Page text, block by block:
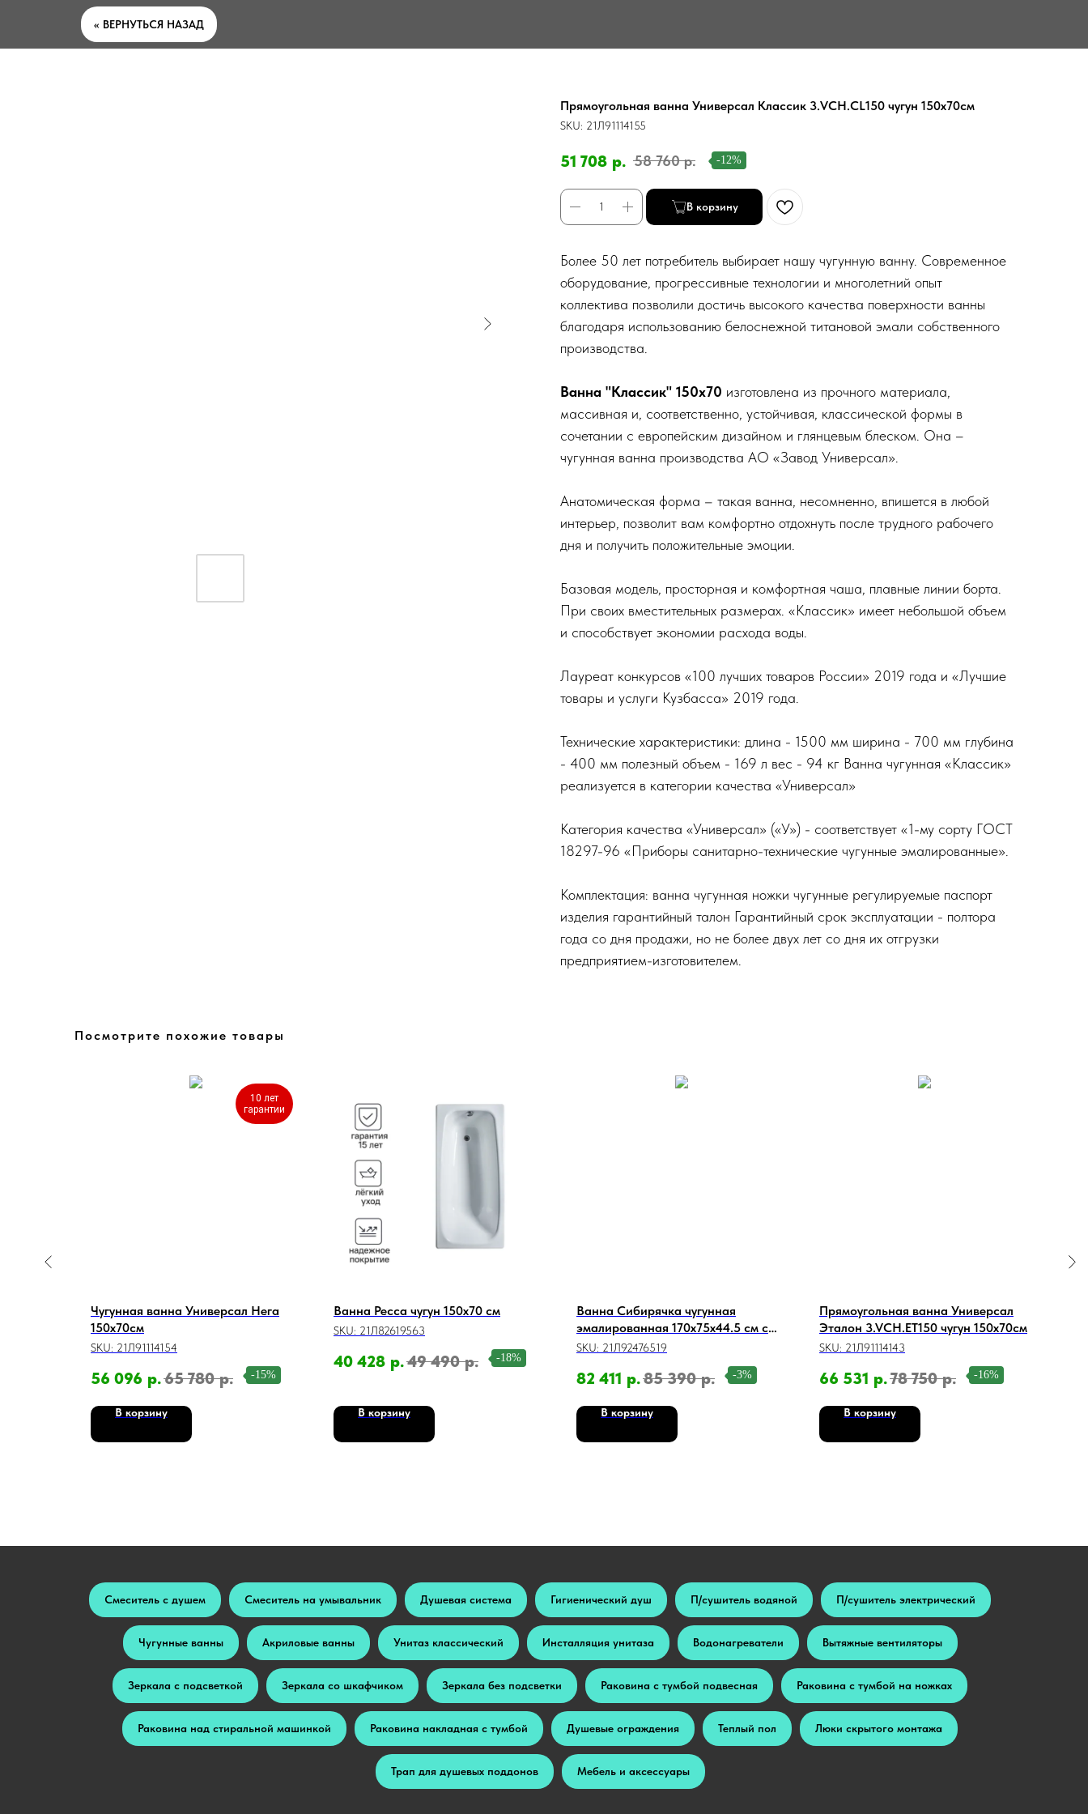
<< ВЕРНУТЬСЯ НАЗАД
Прямоугольная ванна Универсал Классик 3.VCH.CL150 чугун 150x70см
SKU: 21Л91114155
51 708 р. 58 760 р. -12%
В корзину
Более 50 лет потребитель выбирает нашу чугунную ванну. Современное
оборудование, прогрессивные технологии и многолетний опыт
коллектива позволили достичь высокого качества поверхности ванны
благодаря использованию белоснежной титановой эмали собственного
производства.
Ванна "Классик" 150х70 изготовлена из прочного материала,
массивная и, соответственно, устойчивая, классической формы в
сочетании с европейским дизайном и глянцевым блеском. Она –
чугунная ванна производства АО «Завод Универсал».
Анатомическая форма – такая ванна, несомненно, впишется в любой
интерьер, позволит вам комфортно отдохнуть после трудного рабочего
дня и получить положительные эмоции.
Базовая модель, просторная и комфортная чаша, плавные линии борта.
При своих вместительных размерах. «Классик» имеет небольшой объем
и способствует экономии расхода воды.
Лауреат конкурсов «100 лучших товаров России» 2019 года и «Лучшие
товары и услуги Кузбасса» 2019 года.
Технические характеристики: длина - 1500 мм ширина - 700 мм глубина
- 400 мм полезный объем - 169 л вес - 94 кг Ванна чугунная «Классик»
реализуется в категории качества «Универсал»
Категория качества «Универсал» («У») - соответствует «1-му сорту ГОСТ
18297-96 «Приборы санитарно-технические чугунные эмалированные».
Комплектация: ванна чугунная ножки чугунные регулируемые паспорт
изделия гарантийный талон Гарантийный срок эксплуатации - полтора
года со дня продажи, но не более двух лет со дня их отгрузки
предприятием-изготовителем.
Посмотрите похожие товары
10 лет
гарантии
Чугунная ванна Универсал Нега
150x70см
SKU: 21Л91114154
56 096 р.65 780 р. -15%
В корзину
Ванна Ресса чугун 150x70 см
SKU: 21Л82619563
40 428 р.49 490 р. -18%
В корзину
Ванна Сибирячка чугунная
эмалированная 170x75x44.5 см с
ручками цвет белый
SKU: 21Л92476519
82 411 р.85 390 р. -3%
В корзину
Прямоугольная ванна Универсал
Эталон 3.VCH.ET150 чугун 150x70см
SKU: 21Л91114143
66 531 р.78 750 р. -16%
В корзину
Смеситель с душем Смеситель на умывальник Душевая система Гигиенический душ П/сушитель водяной П/сушитель электрический
Чугунные ванны Акриловые ванны Унитаз классический Инсталляция унитаза Водонагреватели Вытяжные вентиляторы
Зеркала с подсветкой Зеркала со шкафчиком Зеркала без подсветки Раковина с тумбой подвесная Раковина с тумбой на ножках
Раковина над стиральной машинкой Раковина накладная с тумбой Душевые ограждения Теплый пол Люки скрытого монтажа
Трап для душевых поддонов Мебель и аксессуары